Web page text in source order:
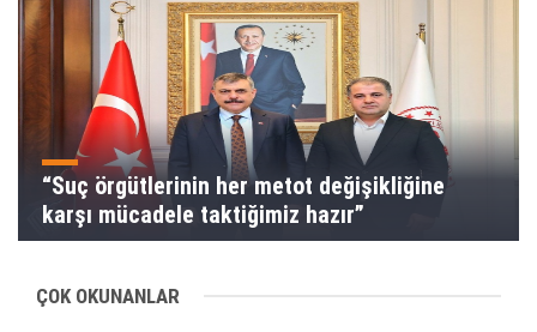
“Suç örgütlerinin her metot değişikliğine
karşı mücadele taktiğimiz hazır”
ÇOK OKUNANLAR